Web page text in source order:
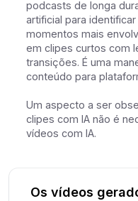
podcasts de longa
artificial para
momentos mais
em clipes curtos com
transições. É uma
conteúdo para
Um aspecto a ser
clipes com IA não é
vídeos com IA.
Os vídeos